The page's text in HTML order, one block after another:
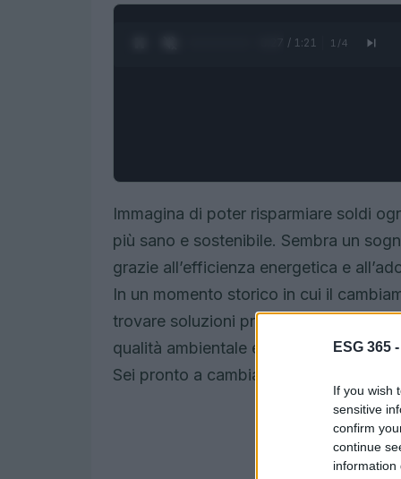
ESG 365 -
If you wish
sensitive
confirm
continue
information
0:28 / 1:21 1 /4
Immagina di poter risparmiare soldi
più sano e sostenibile. Sembra un
grazie all’efficienza energetica e
In un momento storico in cui il
trovare soluzioni pratiche è
qualità ambientale e ottenere benefici
Sei pronto a cambiare le carte in tavola?